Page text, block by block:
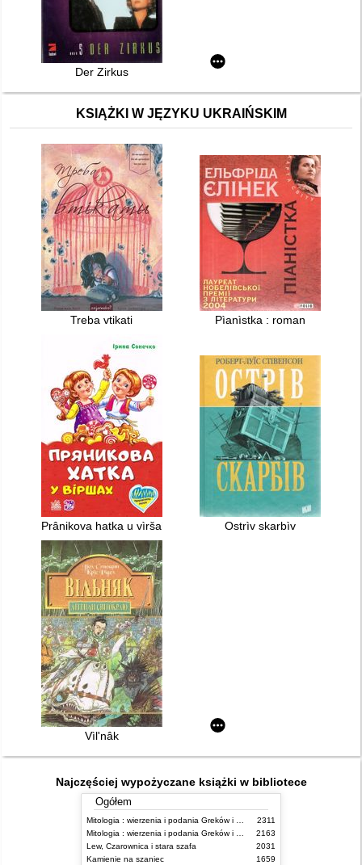
Der Zirkus
KSIĄŻKI W JĘZYKU UKRAIŃSKIM
Treba vtikati Pìanìstka : roman
Prânikova hatka u vìršah Ostrìv skarbìv
Vìlʹnâk
Najczęściej wypożyczane książki w bibliotece
Ogółem
Mitologia : wierzenia i podania Greków i Rzymian
2311
Mitologia : wierzenia i podania Greków i Rzymian
2163
Lew, Czarownica i stara szafa
2031
Kamienie na szaniec
1659